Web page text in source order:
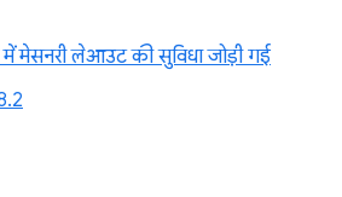
मेसनरी लेआउट की सुविधा जोड़ी गई